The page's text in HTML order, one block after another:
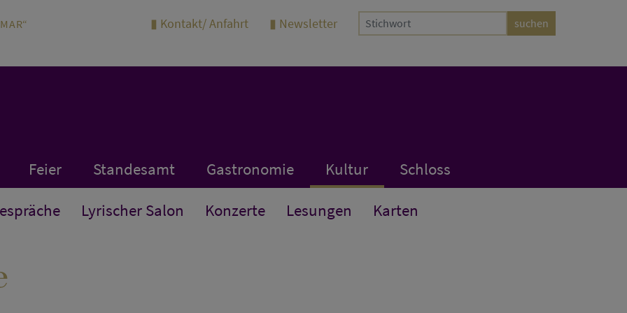
Kontakt/ Anfahrt Newsletter
Feier Standesamt Gastronomie Kultur Schloss
Lyrischer Salon Konzerte Lesungen Karten